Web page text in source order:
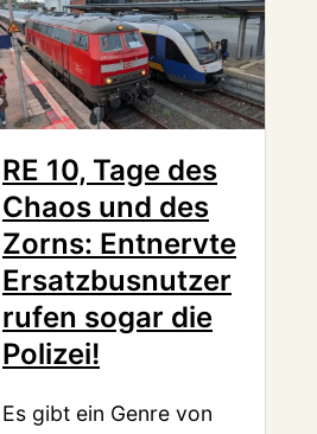
RE 10, Tage des
Chaos und des
Zorns: Entnervte
Ersatzbusnutzer
rufen sogar die
Polizei!
Es gibt ein Genre von